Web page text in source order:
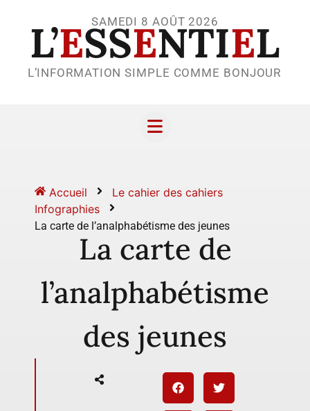
SAMEDI 8 AOÛT 2026
L’ESSENTIEL
L’INFORMATION SIMPLE COMME BONJOUR
Accueil
Le cahier des cahiers
Infographies
La carte de l’analphabétisme des jeunes
La carte de
l’analphabétisme
des jeunes